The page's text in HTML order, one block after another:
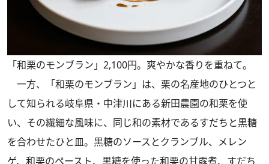
「和栗のモンブラン」2,100円。爽やかな香りを重ねて。
一方、「和栗のモンブラン」は、栗の名産地のひとつと
して知られる岐阜県・中津川にある新田農園の和栗を使
い、その繊細な風味に、同じ和の素材であるすだちと黒糖
を合わせたひと皿。黒糖のソースとクランブル、メレン
ゲ、和栗のペースト、黒糖を使った和栗の甘露煮、すだち